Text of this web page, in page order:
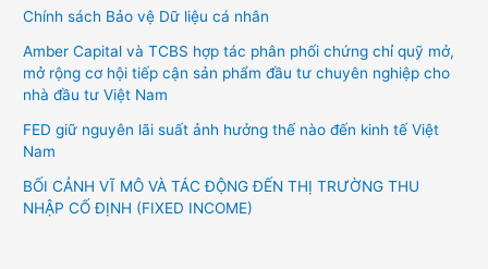
Chính sách Bảo vệ Dữ liệu cá nhân
Amber Capital và TCBS hợp tác phân phối chứng chỉ quỹ mở,
mở rộng cơ hội tiếp cận sản phẩm đầu tư chuyên nghiệp cho
nhà đầu tư Việt Nam
FED giữ nguyên lãi suất ảnh hưởng thế nào đến kinh tế Việt
Nam
BỐI CẢNH VĨ MÔ VÀ TÁC ĐỘNG ĐẾN THỊ TRƯỜNG THU
NHẬP CỐ ĐỊNH (FIXED INCOME)